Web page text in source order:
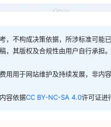
，不构成决策依据，所涉标准可能
，其版权及合规性由用户自行承担
用用于网站维护及持续发展，非内
容依据CC BY-NC-SA 4.0许可证进